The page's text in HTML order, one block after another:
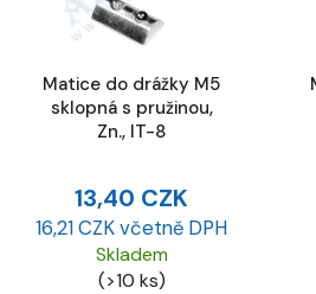
Matice do drážky M5
sklopná s pružinou,
Zn., IT-8
13,40 CZK
16,21 CZK včetně DPH
Skladem
(>10 ks)